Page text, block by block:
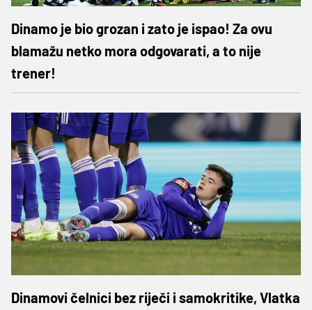
Dinamo je bio grozan i zato je ispao! Za ovu
blamažu netko mora odgovarati, a to nije
trener!
Dinamovi čelnici bez riječi i samokritike, Vlatka